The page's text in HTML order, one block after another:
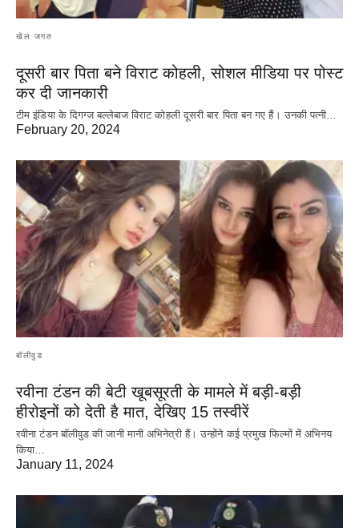
खेल जगत
दूसरी बार‌ पिता बने विराट कोहली, सोशल मीडिया पर पोस्ट
कर दी‌ जानकारी
टीम इंडिया के दिगग्ज बल्लेबाज विराट कोहली दूसरी बार पिता बन गए हैं। उनकी पत्नी…
February 20, 2024
बॉलीवुड
रवीना टंडन की बेटी खूबसूरती के मामले में बड़ी-बड़ी
हीरोइनों को देती है मात, देखिए 15 तस्वीरें
रवीना टंडन बॉलीवुड की जानी मानी अभिनेत्री हैं। उन्होंने कई प्रमुख फिल्मों में अभिनय
किया…
January 11, 2024